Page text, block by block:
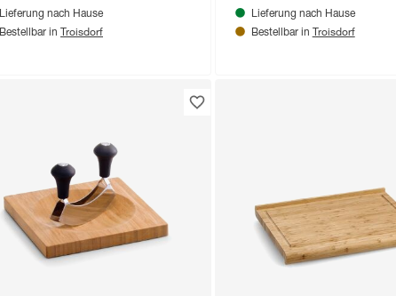
Lieferung nach Hause
Bestellbar in Troisdorf
Lieferung nach Hause
Bestellbar in Troisdorf